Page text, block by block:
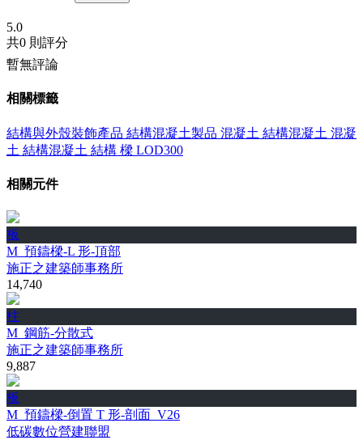
5.0
共0 則評分
暫無評論
相關標籤
結構與外殼裝飾產品 結構混凝土製品 混凝土 結構混凝土 混凝
土 結構混凝土 結構 樑 LOD300
相關元件
板
M_預鑄樑-L 形-頂部
施正之建築師事務所
14,740
柱
M_鋼筋-分散式
施正之建築師事務所
9,887
板
M_預鑄樑-倒置 T 形-剖面_V26
低碳數位營建聯盟